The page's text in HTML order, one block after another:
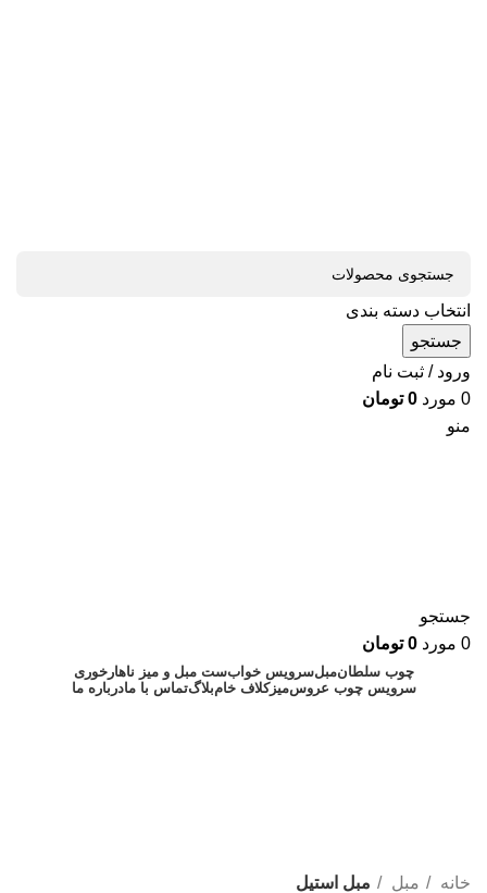
انتخاب دسته بندی
جستجو
ورود / ثبت نام
0 مورد 0 تومان
منو
جستجو
0 مورد 0 تومان
چوب سلطانمبلسرویس خوابست مبل و میز ناهارخوری
سرویس چوب عروسمیزکلاف خامبلاگتماس با مادرباره ما
خانه مبل
مبل استیل